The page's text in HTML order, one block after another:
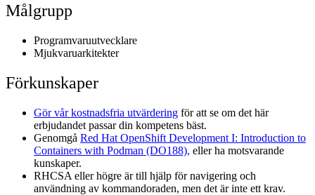
Målgrupp
Programvaruutvecklare
Mjukvaruarkitekter
Förkunskaper
Gör vår kostnadsfria utvärdering för att se om det här
erbjudandet passar din kompetens bäst.
Genomgå Red Hat OpenShift Development I: Introduction to
Containers with Podman (DO188), eller ha motsvarande
kunskaper.
RHCSA eller högre är till hjälp för navigering och
användning av kommandoraden, men det är inte ett krav.